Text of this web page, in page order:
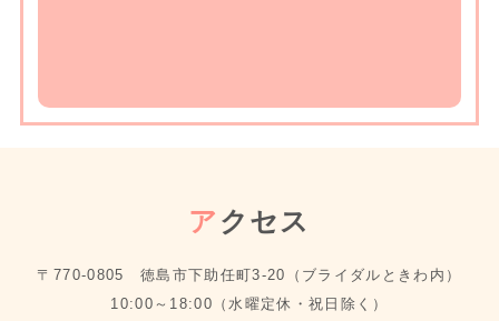
ア クセス
〒770-0805 徳島市下助任町3-20（ブライダルときわ内）
10:00～18:00（水曜定休・祝日除く）